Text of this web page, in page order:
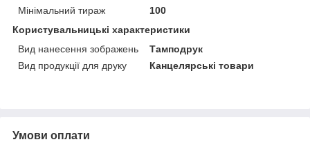
Мінімальний тираж
100
Користувальницькі характеристики
Вид нанесення зображень
Тамподрук
Вид продукції для друку
Канцелярські товари
Умови оплати